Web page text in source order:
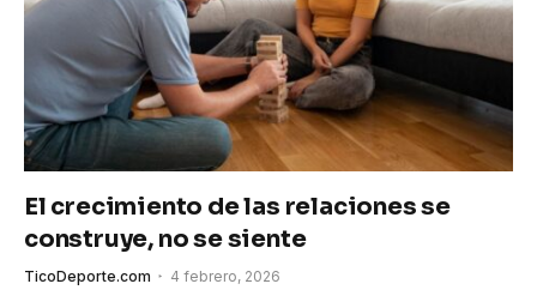
El crecimiento de las relaciones se
construye, no se siente
TicoDeporte.com 4 febrero, 2026